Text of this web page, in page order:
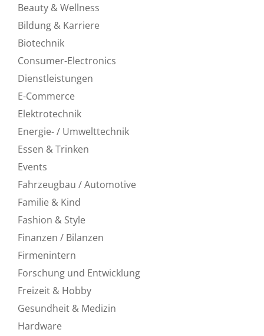
Beauty & Wellness
Bildung & Karriere
Biotechnik
Consumer-Electronics
Dienstleistungen
E-Commerce
Elektrotechnik
Energie- / Umwelttechnik
Essen & Trinken
Events
Fahrzeugbau / Automotive
Familie & Kind
Fashion & Style
Finanzen / Bilanzen
Firmenintern
Forschung und Entwicklung
Freizeit & Hobby
Gesundheit & Medizin
Hardware